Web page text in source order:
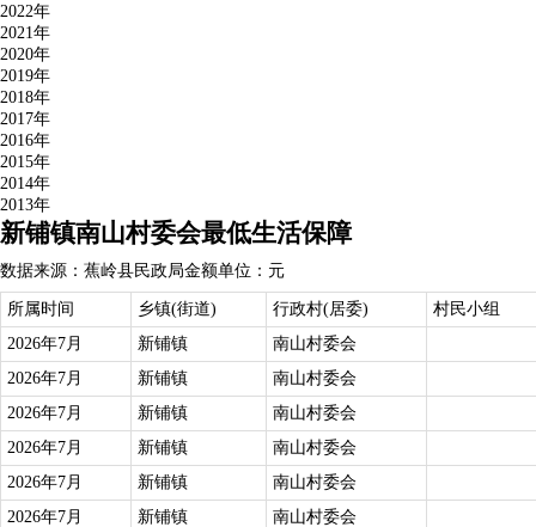
2022年
2021年
2020年
2019年
2018年
2017年
2016年
2015年
2014年
2013年
新铺镇南山村委会最低生活保障
数据来源：蕉岭县民政局金额单位：元
所属时间 乡镇(街道) 行政村(居委)
村民小组
2026年7月
新铺镇
南山村委会
2026年7月
新铺镇
南山村委会
2026年7月
新铺镇
南山村委会
2026年7月
新铺镇
南山村委会
2026年7月
新铺镇
南山村委会
2026年7月
新铺镇
南山村委会